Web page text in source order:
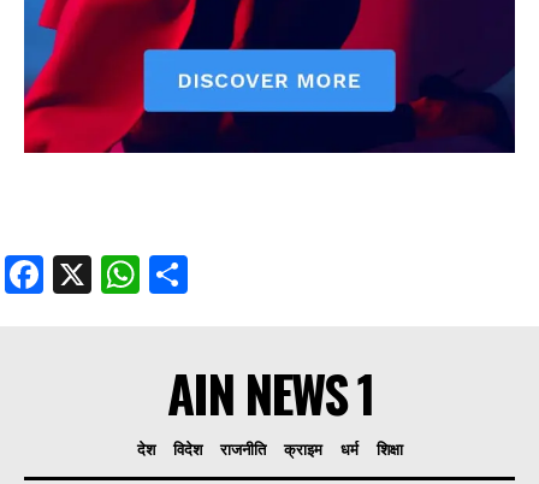
Facebook
X WhatsApp
AIN NEWS 1
देश विदेश राजनीति क्राइम धर्म शिक्षा